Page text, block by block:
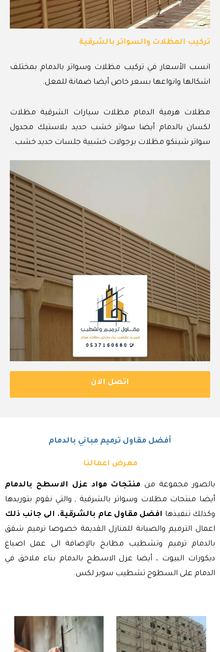
تركيب المظلات والسواتر بالشرقية
انسب الأسعار في تركيب مظلات وسواتر بالدمام بمختلف
اشكالها وانواعها بسعر خاص أيضا ضمانة للمعل.
مظلات هرمية الدمام مظلات سيارات الشرقية مظلات
لكسان بالدمام أيضا سواتر خشب حديد بلاستيك مجدول
سواتر شينكو مظلات برجولات خشبية جلسات حديد خشب.
اتصل الان
أفضل مقاول ترميم مباني بالدمام
معرض اعمالنا
بالصور مجموعة من منتجات مواد عزل الاسطح بالدمام
أيضا منتجات مظلات وسواتر بالشرقية , والتي نقوم بتوريدها
وكذلك تنفيذها افضل مقاول عام بالشرقية. الى جانب ذلك
اعمال الترميم والصيانة للمنازل القديمة خصوصا ترميم شقق
بالدمام ترميم وتشطيب مطابخ بالإضافة الى عمل اصباغ
ديكورات البيوت ، أيضا عزل الاسطح بالدمام بناء ملاحق في
الدمام على السطوح تشطيب سوبر لكس.